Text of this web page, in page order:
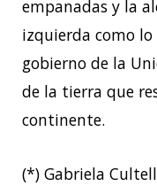
empanadas y la
izquierda como lo
gobierno de la
de la tierra que
continente.
(*) Gabriela